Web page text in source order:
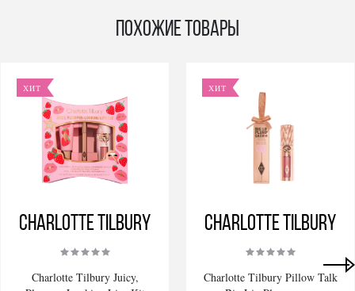
Похожие товары
ХИТ
Charlotte Tilbury
Charlotte Tilbury Juicy,
ХИТ
Charlotte Tilbury
Charlotte Tilbury Pillow Talk